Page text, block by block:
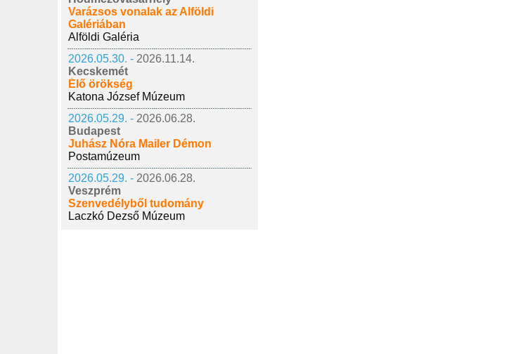
Varázsos vonalak az Alföldi
Galériában
Alföldi Galéria
2026.05.30. - 2026.11.14.
Kecskemét
Élő örökség
Katona József Múzeum
2026.05.29. - 2026.06.28.
Budapest
Juhász Nóra Mailer Démon
Postamúzeum
2026.05.29. - 2026.06.28.
Veszprém
Szenvedélyből tudomány
Laczkó Dezső Múzeum